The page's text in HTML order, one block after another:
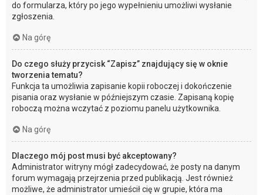
do formularza, który po jego wypełnieniu umożliwi wysłanie
zgłoszenia.
Na górę
Do czego służy przycisk “Zapisz” znajdujący się w oknie
tworzenia tematu?
Funkcja ta umożliwia zapisanie kopii roboczej i dokończenie
pisania oraz wysłanie w późniejszym czasie. Zapisaną kopię
roboczą można wczytać z poziomu panelu użytkownika.
Na górę
Dlaczego mój post musi być akceptowany?
Administrator witryny mógł zadecydować, że posty na danym
forum wymagają przejrzenia przed publikacją. Jest również
możliwe, że administrator umieścił cię w grupie, która ma